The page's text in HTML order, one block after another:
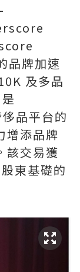
品牌加速
及多品
品平台的
增添品牌
該交易獲
東基礎的